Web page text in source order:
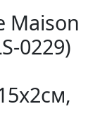
Maison
0229)